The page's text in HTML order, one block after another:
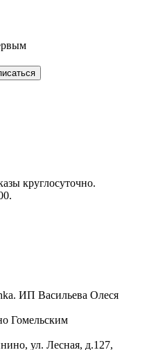
круглосуточно.
ИП Васильева Олеся
Гомельским
ул. Лесная, д.127,